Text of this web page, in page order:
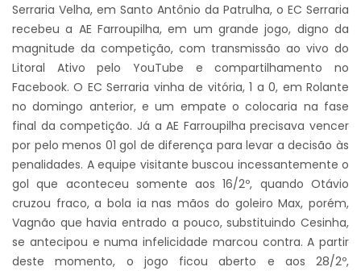
Serraria Velha, em Santo Antônio da Patrulha, o EC Serraria
recebeu a AE Farroupilha, em um grande jogo, digno da
magnitude da competição, com transmissão ao vivo do
Litoral Ativo pelo YouTube e compartilhamento no
Facebook. O EC Serraria vinha de vitória, 1 a 0, em Rolante
no domingo anterior, e um empate o colocaria na fase
final da competição. Já a AE Farroupilha precisava vencer
por pelo menos 01 gol de diferença para levar a decisão às
penalidades. A equipe visitante buscou incessantemente o
gol que aconteceu somente aos 16/2º, quando Otávio
cruzou fraco, a bola ia nas mãos do goleiro Max, porém,
Vagnão que havia entrado a pouco, substituindo Cesinha,
se antecipou e numa infelicidade marcou contra. A partir
deste momento, o jogo ficou aberto e aos 28/2º,